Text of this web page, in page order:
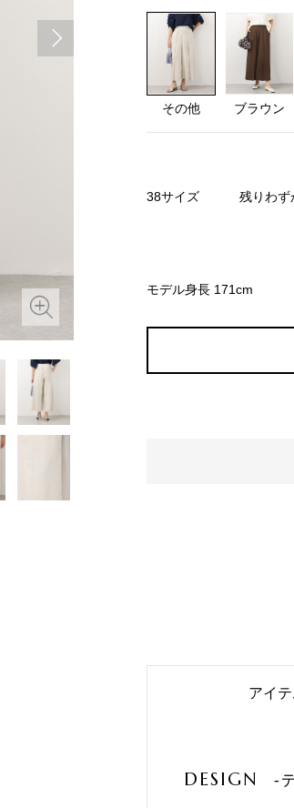
その他 ブラウン
38サイズ 残りわず
モデル身長 171cm
アイ
DESIGN -